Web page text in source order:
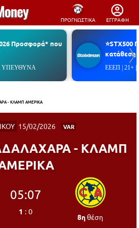
ΠΡΟΓΝΩΣΤΙΚΑ ΕΓΓΡΑΦΗ
Προσφορά* που
ΥΠΕΥΘΥΝΑ
⭐STX500
ΕΕΕΠ | 21+
- ΚΛΑΜΠ ΑΜΕΡΙΚΑ
15/02/2026 VAR
- ΚΛΑΜΠ
05:07
1 :0
8ηθέση